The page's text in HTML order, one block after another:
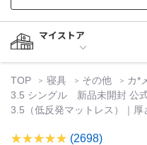
マイストア
TOP 寝具 その他
カ*
3.5 シングル 新品未開封 公
3.5（低反発マットレス）｜厚
(2698)